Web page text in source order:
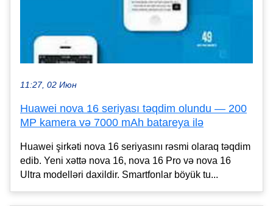
11:27, 02 Июн
Huawei nova 16 seriyası təqdim olundu — 200
MP kamera və 7000 mAh batareya ilə
Huawei şirkəti nova 16 seriyasını rəsmi olaraq təqdim
edib. Yeni xəttə nova 16, nova 16 Pro və nova 16
Ultra modelləri daxildir. Smartfonlar böyük tu...